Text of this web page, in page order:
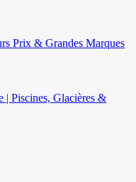
Prix & Grandes Marques
| Piscines, Glacières &